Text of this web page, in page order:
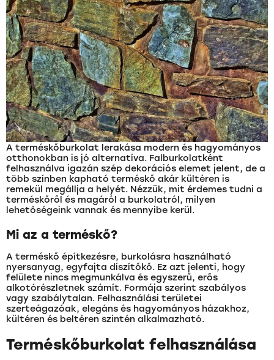
A terméskőburkolat lerakása modern és hagyományos
otthonokban is jó alternatíva. Falburkolatként
felhasználva igazán szép dekorációs elemet jelent, de a
több színben kapható terméskő akár kültéren is
remekül megállja a helyét. Nézzük, mit érdemes tudni a
terméskőről és magáról a burkolatról, milyen
lehetőségeink vannak és mennyibe kerül.
Mi az a terméskő?
A terméskő építkezésre, burkolásra használható
nyersanyag, egyfajta díszítőkő. Ez azt jelenti, hogy
felülete nincs megmunkálva és egyszerű, erős
alkotórészletnek számít. Formája szerint szabályos
vagy szabálytalan. Felhasználási területei
szerteágazóak, elegáns és hagyományos házakhoz,
kültéren és beltéren szintén alkalmazható.
Terméskőburkolat felhasználása